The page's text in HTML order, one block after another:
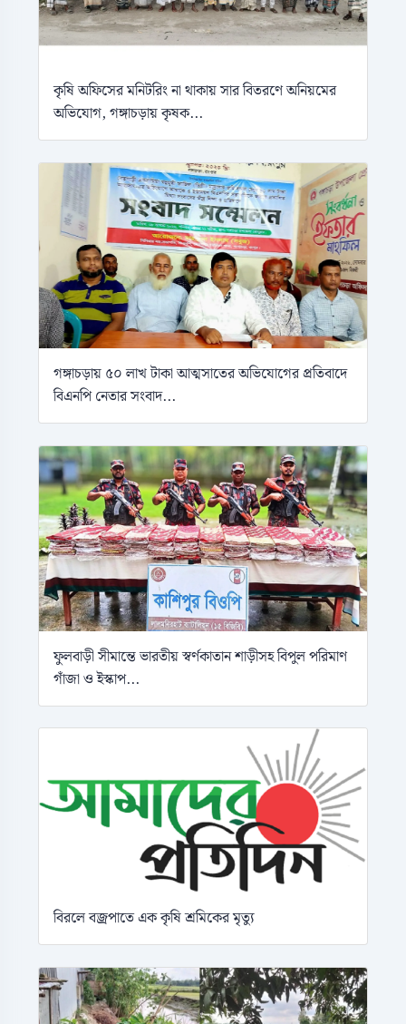
কৃষি অফিসের মনিটরিং না থাকায় সার বিতরণে অনিয়মের
অভিযোগ, গঙ্গাচড়ায় কৃষক...
গঙ্গাচড়ায় ৫০ লাখ টাকা আত্মসাতের অভিযোগের প্রতিবাদে
বিএনপি নেতার সংবাদ...
ফুলবাড়ী সীমান্তে ভারতীয় স্বর্ণকাতান শাড়ীসহ বিপুল পরিমাণ
গাঁজা ও ইস্কাপ...
বিরলে বজ্রপাতে এক কৃষি শ্রমিকের মৃত্যু